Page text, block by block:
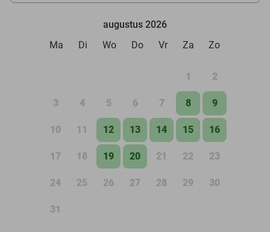
augustus 2026
Ma
Di Wo Do Vr Za Zo
1 2
3 4 5 6 7 8 9
10 11 12 13 14 15 16
17 18 19 20 21 22 23
24 25 26 27 28 29 30
31